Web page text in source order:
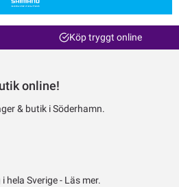
Köp tryggt online
online!
& butik i Söderhamn.
hela Sverige - Läs mer.